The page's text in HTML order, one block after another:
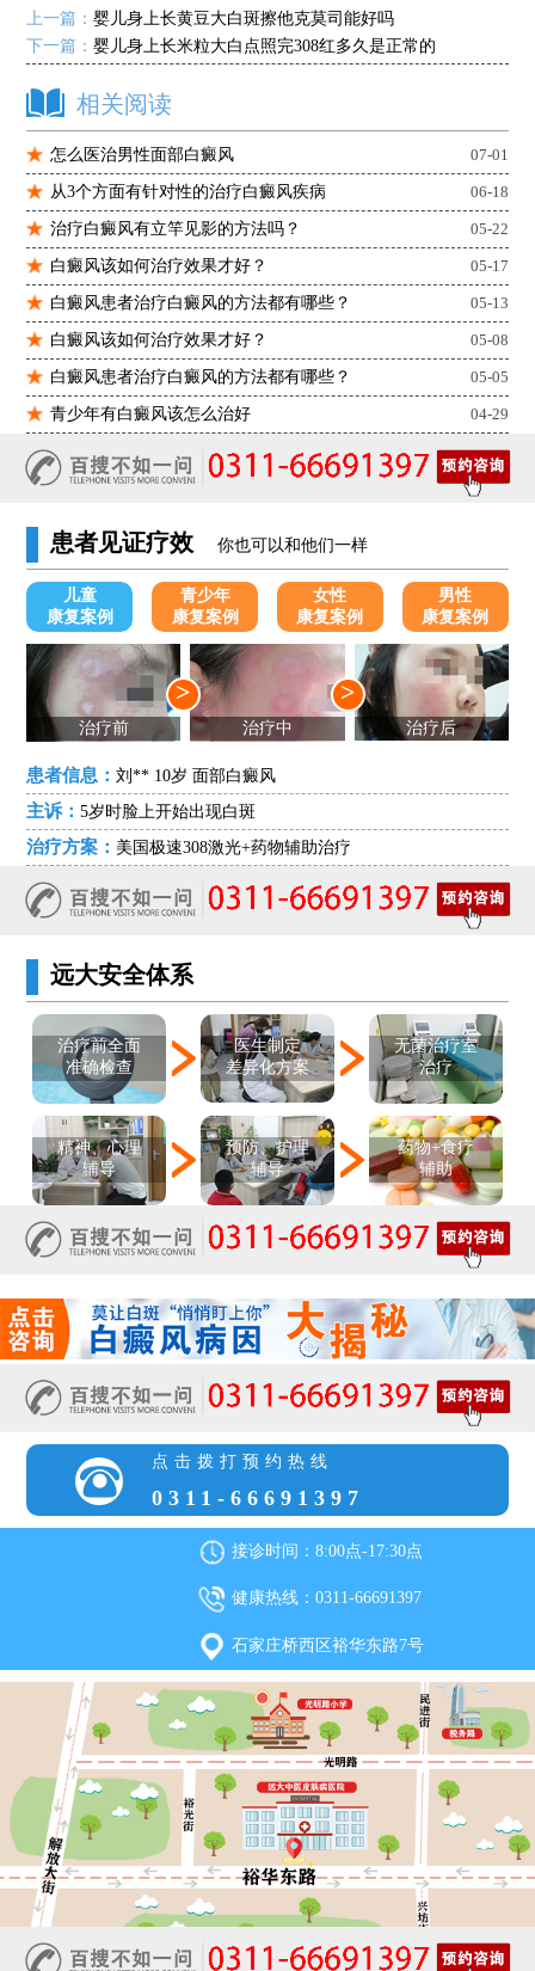
上一篇：婴儿身上长黄豆大白斑擦他克莫司能好吗
下一篇：婴儿身上长米粒大白点照完308红多久是正常的
相关阅读
怎么医治男性面部白癜风 07-01
从3个方面有针对性的治疗白癜风疾病 06-18
治疗白癜风有立竿见影的方法吗？ 05-22
白癜风该如何治疗效果才好？ 05-17
白癜风患者治疗白癜风的方法都有哪些？ 05-13
白癜风该如何治疗效果才好？ 05-08
白癜风患者治疗白癜风的方法都有哪些？ 05-05
青少年有白癜风该怎么治好 04-29
患者见证疗效 你也可以和他们一样
儿童
康复案例
青少年
康复案例
女性
康复案例
男性
康复案例
治疗前
>
治疗中
>
治疗后
患者信息：刘** 10岁 面部白癜风
主诉：5岁时脸上开始出现白斑
治疗方案： 美国极速308激光+药物辅助治疗
远大安全体系
治疗前全面
准确检查
医生制定
差异化方案
无菌治疗室
治疗
精神、心理
辅导
预防、护理
辅导
药物+食疗
辅助
点击拨打预约热线
0311-66691397
接诊时间：8:00点-17:30点
健康热线：0311-66691397
石家庄桥西区裕华东路7号